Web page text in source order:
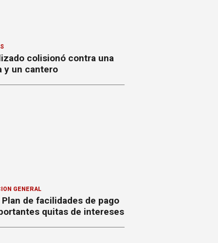
colisionó contra una
y un cantero
GENERAL
Plan de facilidades de pago
quitas de intereses